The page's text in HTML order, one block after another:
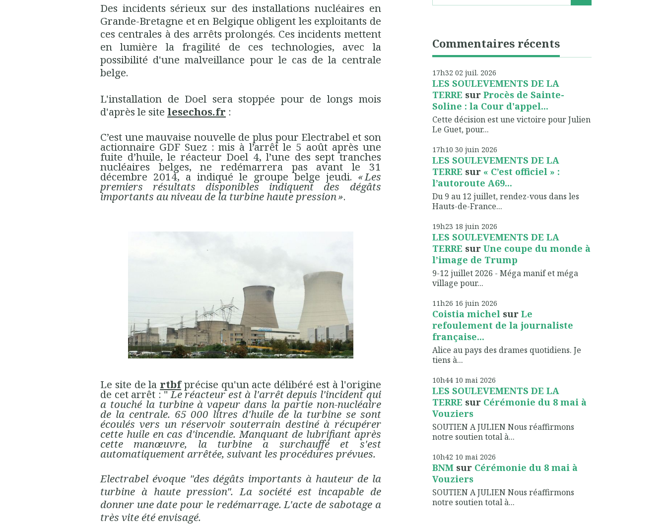
Des incidents sérieux sur des installations nucléaires en
Grande-Bretagne et en Belgique obligent les exploitants de
ces centrales à des arrêts prolongés. Ces incidents mettent
en lumière la fragilité de ces technologies, avec la
possibilité d'une malveillance pour le cas de la centrale
belge.
L'installation de Doel sera stoppée pour de longs mois
d'après le site lesechos.fr :
C’est une mauvaise nouvelle de plus pour Electrabel et son
actionnaire GDF Suez : mis à l’arrêt le 5 août après une
fuite d’huile, le réacteur Doel 4, l’une des sept tranches
nucléaires belges, ne redémarrera pas avant le 31
décembre 2014, a indiqué le groupe belge jeudi. « Les
premiers résultats disponibles indiquent des dégâts
importants au niveau de la turbine haute pression ».
Le site de la rtbf précise qu'un acte délibéré est à l'origine
de cet arrêt : "Le réacteur est à l'arrêt depuis l'incident qui
a touché la turbine à vapeur dans la partie non-nucléaire
de la centrale. 65 000 litres d'huile de la turbine se sont
écoulés vers un réservoir souterrain destiné à récupérer
cette huile en cas d'incendie. Manquant de lubrifiant après
cette manœuvre, la turbine a surchauffé et s'est
automatiquement arrêtée, suivant les procédures prévues.
Electrabel évoque "des dégâts importants à hauteur de la
turbine à haute pression". La société est incapable de
donner une date pour le redémarrage. L'acte de sabotage a
très vite été envisagé.
Commentaires récents
17h32 02 juil. 2026
LES SOULEVEMENTS DE LA
TERRE sur Procès de Sainte-
Soline : la Cour d'appel...
Cette décision est une victoire pour Julien
Le Guet, pour...
17h10 30 juin 2026
LES SOULEVEMENTS DE LA
TERRE sur « C’est officiel » :
l’autoroute A69...
Du 9 au 12 juillet, rendez-vous dans les
Hauts-de-France...
19h23 18 juin 2026
LES SOULEVEMENTS DE LA
TERRE sur Une coupe du monde à
l’image de Trump
9-12 juillet 2026 - Méga manif et méga
village pour...
11h26 16 juin 2026
Coistia michelsur Le
refoulement de la journaliste
française...
Alice au pays des drames quotidiens. Je
tiens à...
10h44 10 mai 2026
LES SOULEVEMENTS DE LA
TERRE sur Cérémonie du 8 mai à
Vouziers
SOUTIEN A JULIEN Nous réaffirmons
notre soutien total à...
10h42 10 mai 2026
BNMsur Cérémonie du 8 mai à
Vouziers
SOUTIEN A JULIEN Nous réaffirmons
notre soutien total à...